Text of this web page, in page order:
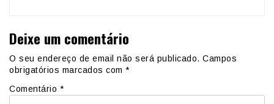
Deixe um comentário
O seu endereço de email não será publicado. Campos
obrigatórios marcados com *
Comentário *